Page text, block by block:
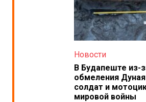
Новости
В Будапеште из-
обмеления
солдат и
мировой войны